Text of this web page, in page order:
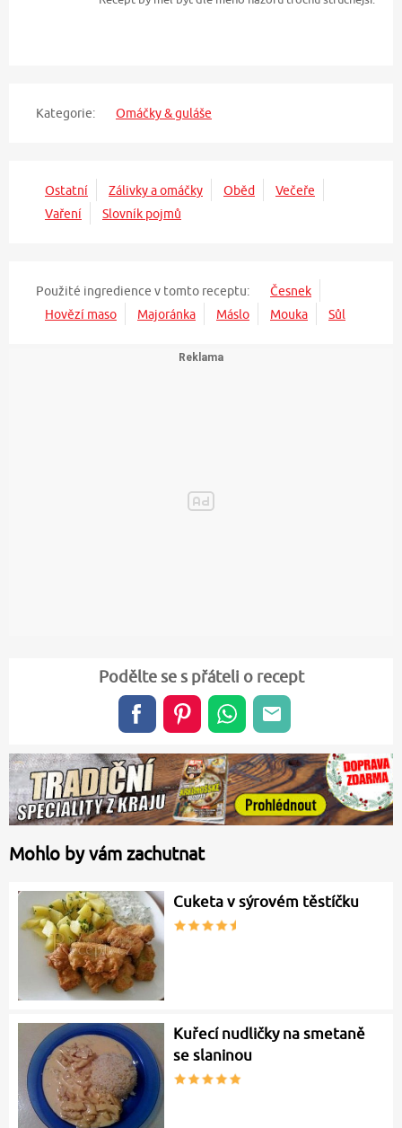
Kategorie: Omáčky & guláše
Ostatní Zálivky a omáčky Oběd
Večeře
Vaření
Slovník pojmů
Použité ingredience v tomto receptu:
Česnek
Hovězí maso
Majoránka Máslo Mouka Sůl
Podělte se s přáteli o recept
Mohlo by vám zachutnat
Cuketa v sýrovém těstíčku
Kuřecí nudličky na smetaně
se slaninou